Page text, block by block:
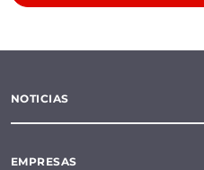
NOTICIAS
EMPRESAS